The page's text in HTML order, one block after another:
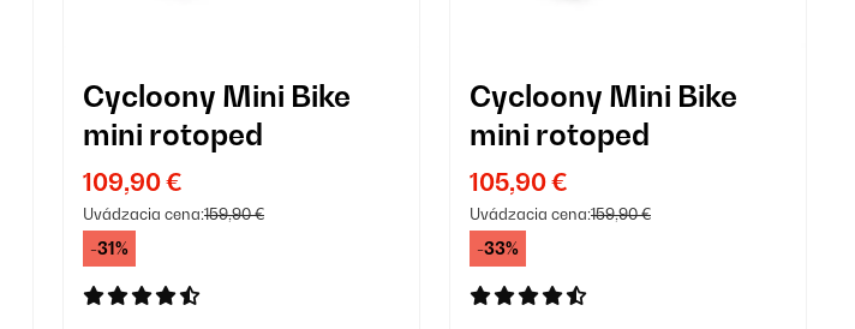
Cycloony Mini Bike
mini rotoped
109,90 €
Uvádzacia cena:159,90 €
-31%
Cycloony Mini Bike
mini rotoped
105,90 €
Uvádzacia cena:159,90 €
-33%